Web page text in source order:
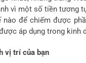
vì một số tiền tương
nào để chiếm được
áp dụng trong kinh
vị trí của bạn